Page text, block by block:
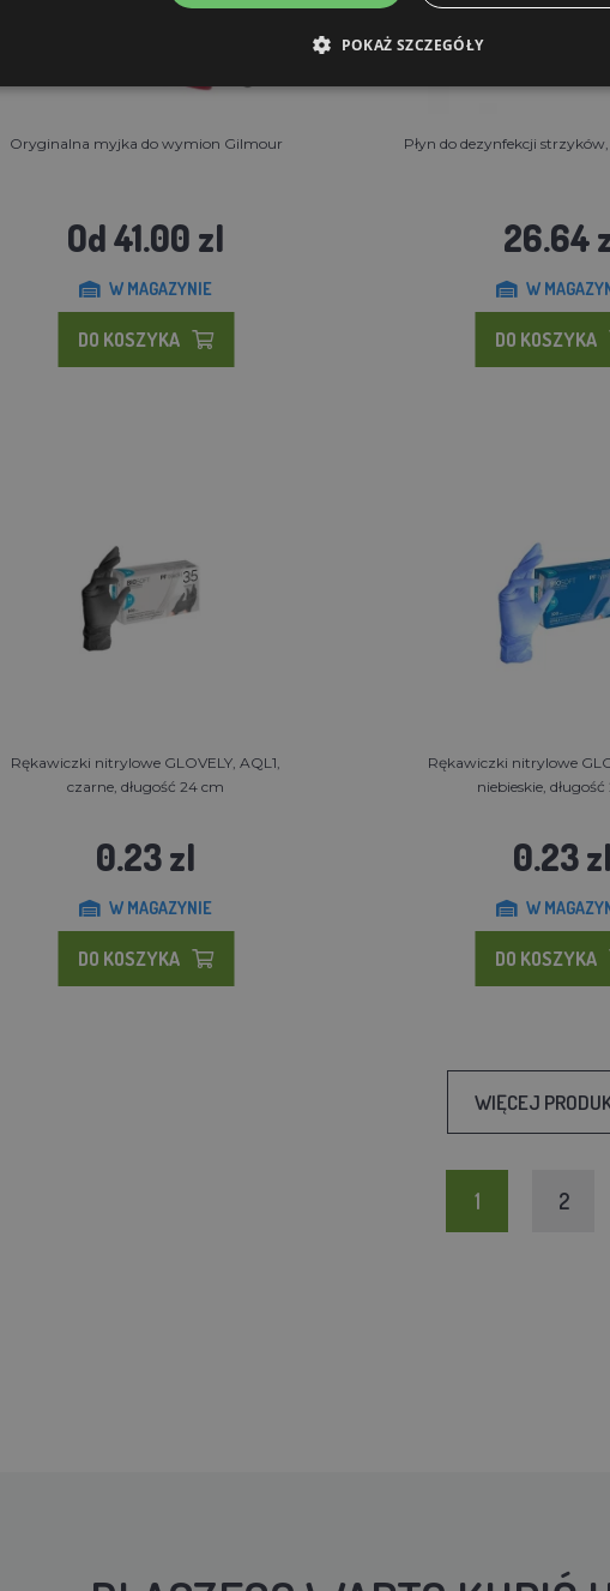
Oryginalna myjka do wymion Gilmour
Od 41.00 zl
W MAGAZYNIE
DO KOSZYKA
Płyn do dezynfekcji
26.64
W
DO KOSZYKA
Rękawiczki nitrylowe GLOVELY, AQL1,
czarne, długość 24 cm
0.23 zl
W MAGAZYNIE
DO KOSZYKA
Rękawiczki nitrylowe
niebieskie, długość
0.23 zl
W
DO KOSZYKA
WIĘCEJ
1 2
POKAŻ SZCZEGÓŁY